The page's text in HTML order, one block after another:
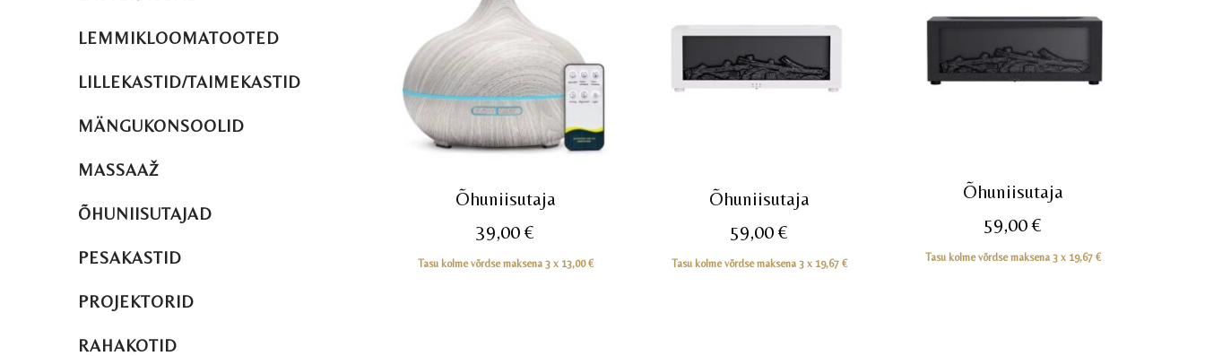
Õhuniisutaja
39,00€
Tasu kolme võrdse maksena 3 x 13,00€
Õhuniisutaja
59,00€
Tasu kolme võrdse maksena 3 x 19,67 €
Õhuniisutaja
59,00€
Tasu kolme võrdse maksena 3 x 19,67 €
LEMMIKLOOMATOOTED
LILLEKASTID/TAIMEKASTID
MÄNGUKONSOOLID
MASSAAŽ
ÕHUNIISUTAJAD
PESAKASTID
PROJEKTORID
RAHAKOTID